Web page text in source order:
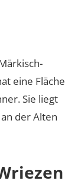
eine Fläche
Sie liegt
der Alten